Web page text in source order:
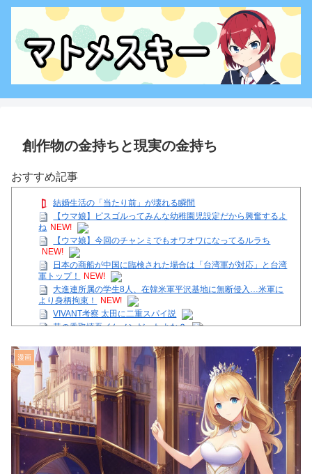
創作物の金持ちと現実の金持ち
おすすめ記事
結婚生活の「当たり前」が壊れる瞬間
【ウマ娘】ピスゴルってみんな幼稚園児設定だから興奮するよ
ね NEW!
【ウマ娘】今回のチャンミでもオワオワになってるルラち
NEW!
日本の商船が中国に臨検された場合は「台湾軍が対応」と台湾
軍トップ！
NEW!
大進連所属の学生8人、在韓米軍平沢基地に無断侵入…米軍に
より身柄拘束！
NEW!
VIVANT考察 太田に二重スパイ説
昔の香取慎吾イケメンだったよな？
舌を絡ませて、唾液交換して── ちゅっちゅしながらの濃厚エ
ッ画像♪
【芸能】星野真里さんの挑戦、暑さを心配する声続出!!!
【画像】イオンモール熊本の店内のビフォーアフターがこちら
Powered by livedoor 相互RSS
漫画